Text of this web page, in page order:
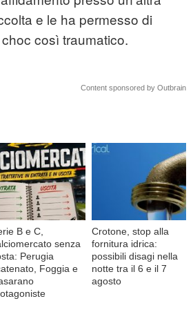
e le ha permesso di
così traumatico.
Content sponsored by Outbrain
B e C,
senza
Perugia
Foggia e
Crotone, stop alla
fornitura idrica:
possibili disagi nella
notte tra il 6 e il 7
agosto